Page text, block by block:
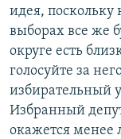
идея, поскольку
выборах все же
округе есть
голосуйте за
избирательный
Избранный
окажется менее